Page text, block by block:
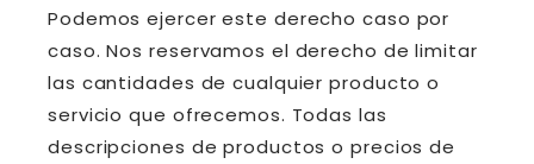
Podemos ejercer este derecho caso por
caso. Nos reservamos el derecho de limitar
las cantidades de cualquier producto o
servicio que ofrecemos. Todas las
descripciones de productos o precios de